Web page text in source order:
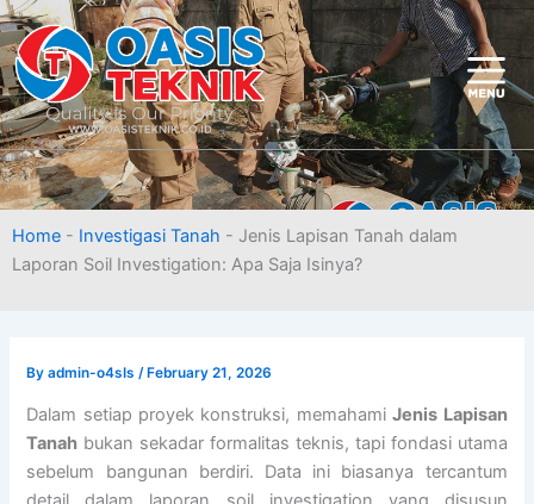
Skip
to
content
Home - Investigasi Tanah - Jenis Lapisan Tanah dalam
Laporan Soil Investigation: Apa Saja Isinya?
Byadmin-o4sIs /February 21, 2026
Dalam setiap proyek konstruksi, memahamiJenis Lapisan
Tanah bukan sekadar formalitas teknis, tapi fondasi utama
sebelum bangunan berdiri. Data ini biasanya tercantum